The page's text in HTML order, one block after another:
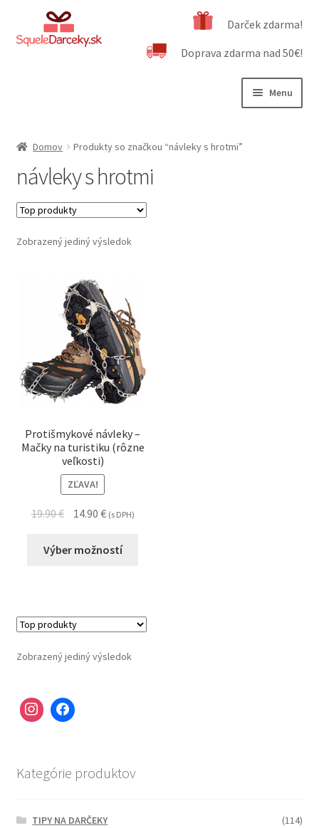
Preskočiť
na
Preskočiť
na
Darček zdarma!
Doprava zdarma nad 50€!
Menu
Dôležité informácie
Obchodné podmienky
Kontakt
Domov Produkty so značkou “návleky s hrotmi”
návleky s hrotmi
Zobrazený jediný výsledok
Protišmykové návleky –
Mačky na turistiku (rôzne
veľkosti)
ZĽAVA!
19.90€ 14.90 € (s DPH)
Výber možností
Zobrazený jediný výsledok
Kategórie produktov
TIPY NA DARČEKY
(114)